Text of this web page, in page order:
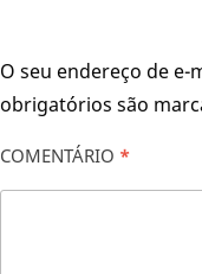
O seu endereço de e-
obrigatórios são
COMENTÁRIO *